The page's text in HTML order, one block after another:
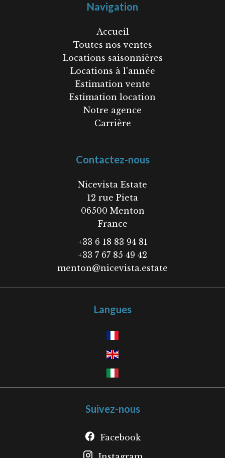
Navigation
Accueil
Toutes nos ventes
Locations saisonnières
Locations à l'année
Estimation vente
Estimation location
Notre agence
Carrière
Contactez-nous
Nicevista Estate
12 rue Pieta
06500 Menton
France
+33 6 18 83 94 81
+33 7 67 85 49 42
menton@nicevista.estate
Langues
Suivez-nous
Facebook